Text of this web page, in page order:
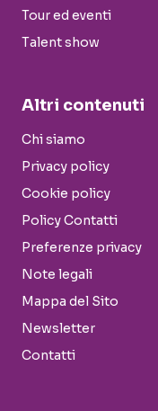
Tour ed eventi
Talent show
Altri contenuti
Chi siamo
Privacy policy
Cookie policy
Policy Contatti
Preferenze privacy
Note legali
Mappa del Sito
Newsletter
Contatti